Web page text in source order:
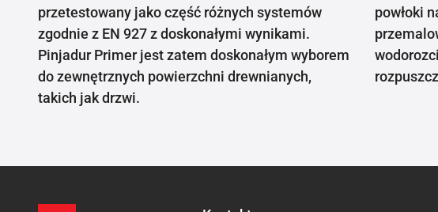
przetestowany jako część różnych systemów
zgodnie z EN 927 z doskonałymi wynikami.
Pinjadur Primer jest zatem doskonałym wyborem
do zewnętrznych powierzchni drewnianych,
takich jak drzwi.
powłoki